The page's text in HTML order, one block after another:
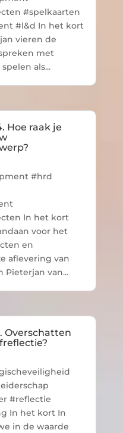
#spelkaarten
#l&d In het kort
vieren de
met
als...
Hoe raak je
#hrd
In het kort
voor het
en
aflevering van
Pieterjan van...
Overschatten
#reflectie
In het kort In
in de waarde